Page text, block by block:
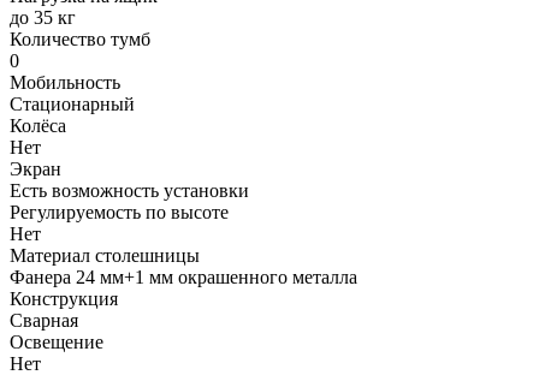
до 35 кг
Количество тумб
0
Мобильность
Стационарный
Колёса
Нет
Экран
Есть возможность установки
Регулируемость по высоте
Нет
Материал столешницы
Фанера 24 мм+1 мм окрашенного металла
Конструкция
Сварная
Освещение
Нет